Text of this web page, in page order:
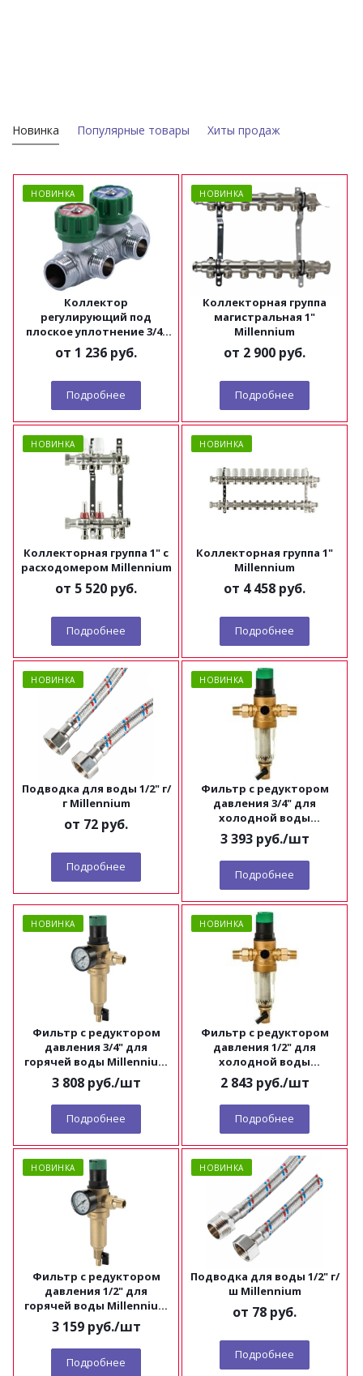
Новинка Популярные товары Хиты продаж
НОВИНКА
Коллектор
регулирующий под
плоское уплотнение 3/4"
х1/2" Millennium
от 1 236 руб.
Подробнее
НОВИНКА
Коллекторная группа
магистральная 1"
Millennium
от 2 900 руб.
Подробнее
НОВИНКА
Коллекторная группа 1" с
расходомером Millennium
от 5 520 руб.
Подробнее
НОВИНКА
Коллекторная группа 1"
Millennium
от 4 458 руб.
Подробнее
НОВИНКА
Подводка для воды 1/2" г/
г Millennium
от 72 руб.
Подробнее
НОВИНКА
Фильтр с редуктором
давления 3/4" для
холодной воды
Millennium FRDС3434
3 393руб./шт
Подробнее
НОВИНКА
Фильтр с редуктором
давления 3/4" для
горячей воды Millennium
FRDH3434
3 808руб./шт
Подробнее
НОВИНКА
Фильтр с редуктором
давления 1/2" для
холодной воды
Millennium FRDС1212
2 843руб./шт
Подробнее
НОВИНКА
Фильтр с редуктором
давления 1/2" для
горячей воды Millennium
FRDH1212
3 159руб./шт
Подробнее
НОВИНКА
Подводка для воды 1/2" г/
ш Millennium
от 78 руб.
Подробнее